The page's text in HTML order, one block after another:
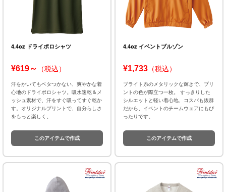
4.4oz ドライポロシャツ
¥619～ （税込）
汗をかいてもベタつかない、爽やかな着
心地のドライポロシャツ。吸水速乾＆メ
ッシュ素材で、汗をすぐ吸ってすぐ乾か
す。オリジナルプリントで、自分らしさ
をもっと楽しく。
このアイテムで作成
4.4oz イベントブルゾン
¥1,733 （税込）
ブライト糸のメタリックな輝きで、プリ
ントの色が際立つ一枚。 すっきりした
シルエットと軽い着心地、コスパも抜群
だから、イベントのチームウェアにもぴ
ったりです。
このアイテムで作成